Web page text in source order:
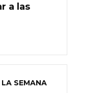
a las
SEMANA